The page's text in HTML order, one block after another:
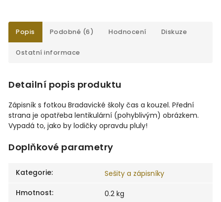
Popis Podobné (6) Hodnocení Diskuze
Ostatní informace
Detailní popis produktu
Zápisník s fotkou Bradavické školy čas a kouzel. Přední
strana je opatřeba lentikulární (pohyblivým) obrázkem.
Vypadá to, jako by lodičky opravdu pluly!
Doplňkové parametry
Kategorie:
Sešity a zápisníky
Hmotnost: 0.2 kg